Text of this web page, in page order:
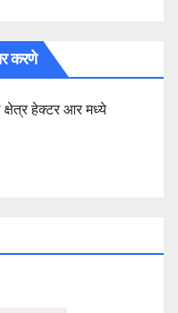
करणे
हेक्टर आर मध्ये